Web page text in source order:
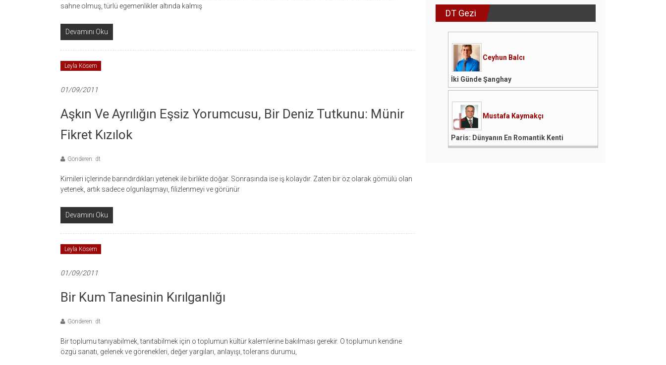
sahne olmuş, türlü egemenlikler altında kalmış
Devamını Oku
Leyla Kösem
01/09/2011
Aşkın Ve Ayrılığın Eşsiz Yorumcusu, Bir Deniz Tutkunu: Münir
Fikret Kızılok
Gönderen: dt
Kimileri içlerinde barındırdıkları yetenek ile birlikte doğar. Sonrasında ise iş kolaydır. Zaten bir öz olarak gömülü olan
yetenek, artık sadece olgunlaşmayı, filizlenmeyi ve görünür
Devamını Oku
Leyla Kösem
01/09/2011
Bir Kum Tanesinin Kırılganlığı
Gönderen: dt
Bir toplumu tanıyabilmek, tanıtabilmek için o toplumun kültür kalemlerine bakılması gerekir. O toplumun kendine
özgü sanatı, gelenek ve görenekleri, değer yargıları, anlayışı, tolerans durumu,
DT Gezi
Ceyhun Balcı
İki Günde Şanghay
Mustafa Kaymakçı
Paris: Dünyanın En Romantik Kenti